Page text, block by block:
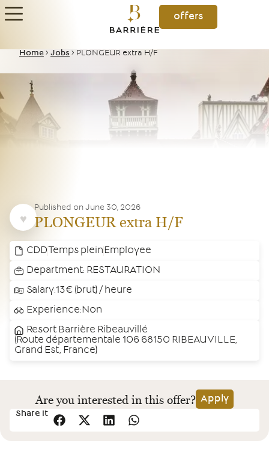
offers
Home > Jobs > PLONGEUR extra H/F
Published on June 30, 2026
PLONGEUR extra H/F
CDD Temps pleinEmployee
Department: RESTAURATION
Salary:13€ (brut) / heure
Experience:Non
Resort Barrière Ribeauvillé
(Route départementale 106 68150 RIBEAUVILLE,
Grand Est, France)
Are you interested in this offer? Apply
Share it